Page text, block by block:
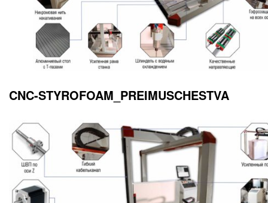
CNC-STYROFOAM_PREIMUSCHESTVA